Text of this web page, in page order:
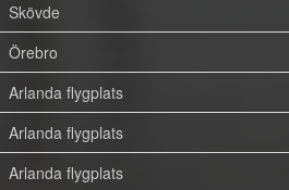
Skövde
Örebro
Arlanda flygplats
Arlanda flygplats
Arlanda flygplats